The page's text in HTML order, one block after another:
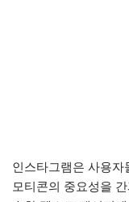
인스타그램은 사용자
모티콘의 중요성을